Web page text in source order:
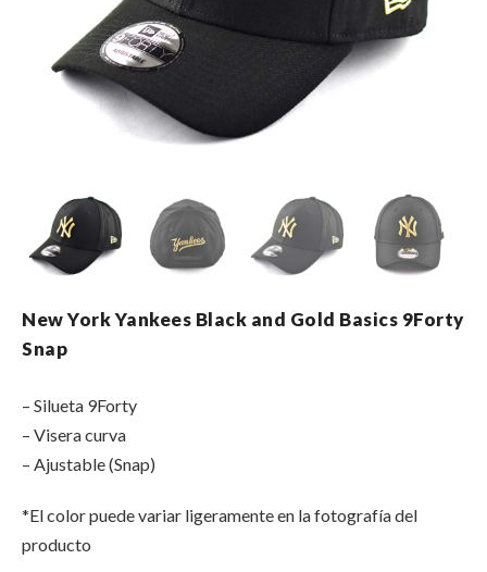
New York Yankees Black and Gold Basics 9Forty
Snap
– Silueta 9Forty
– Visera curva
– Ajustable (Snap)
*El color puede variar ligeramente en la fotografía del
producto